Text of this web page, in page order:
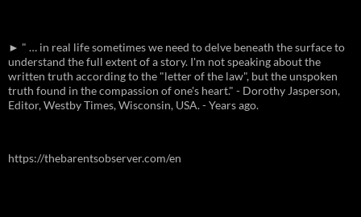
► " … in real life sometimes we need to delve beneath the surface to
understand the full extent of a story. I'm not speaking about the
written truth according to the "letter of the law", but the unspoken
truth found in the compassion of one's heart." - Dorothy Jasperson,
Editor, Westby Times, Wisconsin, USA. - Years ago.
https://thebarentsobserver.com/en